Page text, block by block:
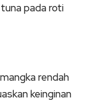
pada roti
rendah
keinginan